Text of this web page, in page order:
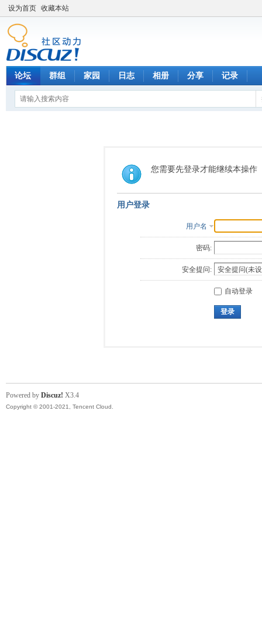
设为首页 收藏本站
论坛 群组 家园 日志 相册 分享 记录
您需要先登录才能继续本操作
用户登录
用户名
密码:
安全提问:
自动登录
登录
Powered by Discuz! X3.4
Copyright © 2001-2021, Tencent Cloud.